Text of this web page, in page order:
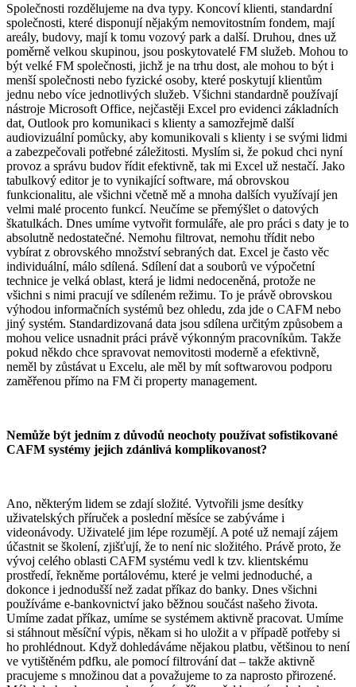
Společnosti rozdělujeme na dva typy. Koncoví klienti, standardní
společnosti, které disponují nějakým nemovitostním fondem, mají
areály, budovy, mají k tomu vozový park a další. Druhou, dnes už
poměrně velkou skupinou, jsou poskytovatelé FM služeb. Mohou to
být velké FM společnosti, jichž je na trhu dost, ale mohou to být i
menší společnosti nebo fyzické osoby, které poskytují klientům
jednu nebo více jednotlivých služeb. Všichni standardně používají
nástroje Microsoft Office, nejčastěji Excel pro evidenci základních
dat, Outlook pro komunikaci s klienty a samozřejmě další
audiovizuální pomůcky, aby komunikovali s klienty i se svými lidmi
a zabezpečovali potřebné záležitosti. Myslím si, že pokud chci nyní
provoz a správu budov řídit efektivně, tak mi Excel už nestačí. Jako
tabulkový editor je to vynikající software, má obrovskou
funkcionalitu, ale všichni včetně mě a mnoha dalších využívají jen
velmi malé procento funkcí. Neučíme se přemýšlet o datových
škatulkách. Dnes umíme vytvořit formuláře, ale pro práci s daty je to
absolutně nedostatečné. Nemohu filtrovat, nemohu třídit nebo
vybírat z obrovského množství sebraných dat. Excel je často věc
individuální, málo sdílená. Sdílení dat a souborů ve výpočetní
technice je velká oblast, která je lidmi nedoceněná, protože ne
všichni s nimi pracují ve sdíleném režimu. To je právě obrovskou
výhodou informačních systémů bez ohledu, zda jde o CAFM nebo
jiný systém. Standardizovaná data jsou sdílena určitým způsobem a
mohou velice usnadnit práci právě výkonným pracovníkům. Takže
pokud někdo chce spravovat nemovitosti moderně a efektivně,
neměl by zůstávat u Excelu, ale měl by mít softwarovou podporu
zaměřenou přímo na FM či property management.
Nemůže být jedním z důvodů neochoty používat sofistikované
CAFM systémy jejich zdánlivá komplikovanost?
Ano, některým lidem se zdají složité. Vytvořili jsme desítky
uživatelských příruček a poslední měsíce se zabýváme i
videonávody. Uživatelé jim lépe rozumějí. A poté už nemají zájem
účastnit se školení, zjišťují, že to není nic složitého. Právě proto, že
vývoj celého oblasti CAFM systému vedl k tzv. klientskému
prostředí, řekněme portálovému, které je velmi jednoduché, a
dokonce i jednodušší než zadat příkaz do banky. Dnes všichni
používáme e-bankovnictví jako běžnou součást našeho života.
Umíme zadat příkaz, umíme se systémem aktivně pracovat. Umíme
si stáhnout měsíční výpis, někam si ho uložit a v případě potřeby si
ho prohlédnout. Když dohledáváme nějakou platbu, většinou to není
ve vytištěném pdfku, ale pomocí filtrování dat – takže aktivně
pracujeme s množinou dat a považujeme to za naprosto přirozené.